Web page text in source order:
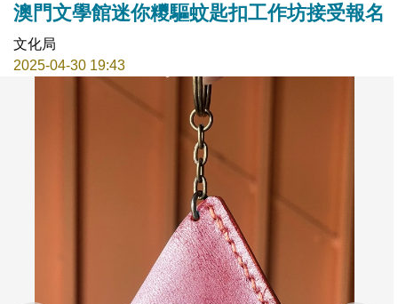
澳門文學館迷你糭驅蚊匙扣工作坊接受報名
文化局
2025-04-30 19:43